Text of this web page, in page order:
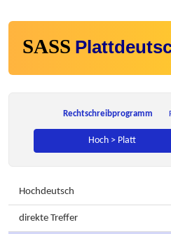
SASS
Rechtschreibprogramm
Hoch > Platt
Hochdeutsch
direkte Treffer